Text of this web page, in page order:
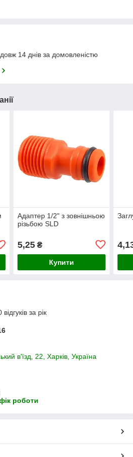
14 днів за домовленістю
Адаптер 1/2" з зовнішньою
різьбою SLD
5,25₴
Купити
за рік
в'їзд, 22, Харків, Україна
роботи